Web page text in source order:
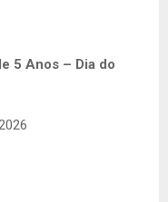
5 Anos – Dia do